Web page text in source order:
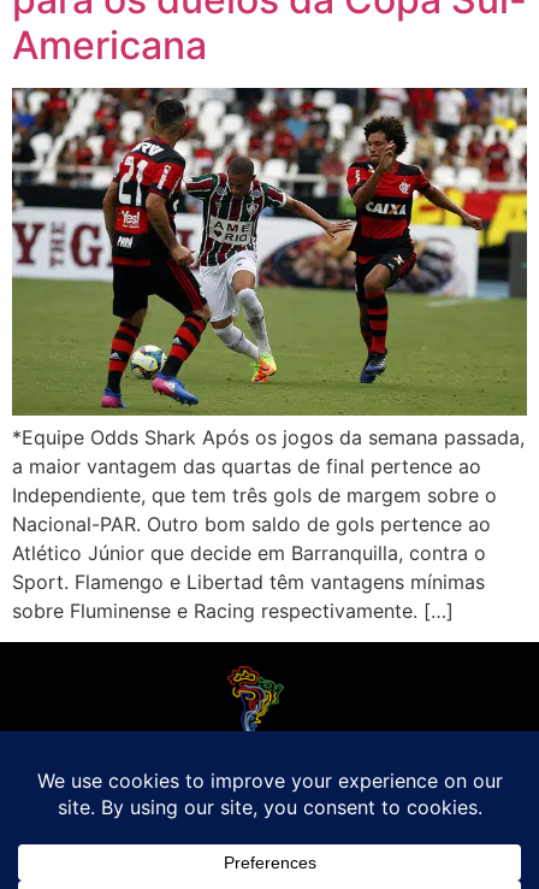
Americana
*Equipe Odds Shark Após os jogos da semana passada,
a maior vantagem das quartas de final pertence ao
Independiente, que tem três gols de margem sobre o
Nacional-PAR. Outro bom saldo de gols pertence ao
Atlético Júnior que decide em Barranquilla, contra o
Sport. Flamengo e Libertad têm vantagens mínimas
sobre Fluminense e Racing respectivamente. […]
O Futebol Latino sabe que a alegria do esporte bretão do continente americano
é bem mais do que Brasil, Argentina e Uruguai. Isso porque o amante da bola
Peruano, com a mesma seriedade e com a mesma paixão.Leia Mais